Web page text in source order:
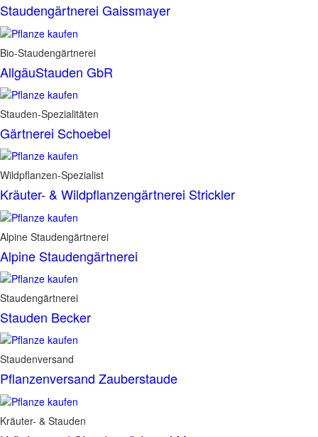
Staudengärtnerei Gaissmayer
Bio-Staudengärtnerei
AllgäuStauden GbR
Stauden-Spezialitäten
Gärtnerei Schoebel
Wildpflanzen-Spezialist
Kräuter- & Wildpflanzengärtnerei Strickler
Alpine Staudengärtnerei
Alpine Staudengärtnerei
Staudengärtnerei
Stauden Becker
Staudenversand
Pflanzenversand Zauberstaude
Kräuter- & Stauden